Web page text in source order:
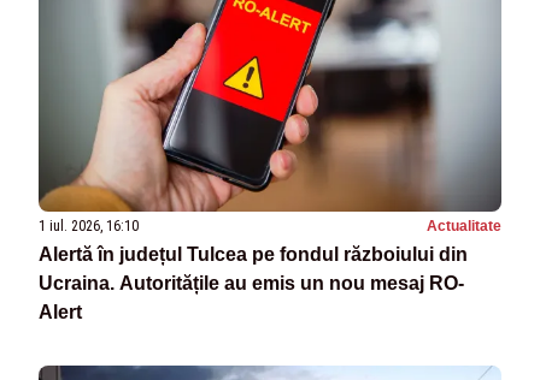
1 iul. 2026, 16:10 Actualitate
Alertă în județul Tulcea pe fondul războiului din
Ucraina. Autoritățile au emis un nou mesaj RO-
Alert